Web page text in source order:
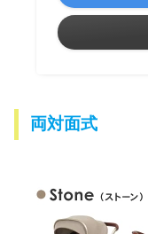
両対面式